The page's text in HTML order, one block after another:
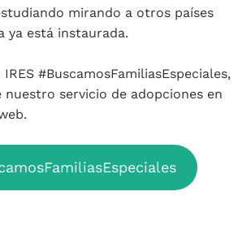
mirando a otros países
ya está instaurada.
#BuscamosFamiliasEspeciales,
servicio de adopciones en